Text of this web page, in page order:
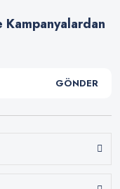
Kampanyalardan
GÖNDER